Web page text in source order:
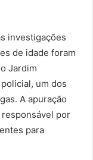
investigações
de idade foram
Jardim
um dos
A apuração
por
para